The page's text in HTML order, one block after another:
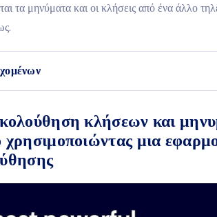
τα μηνύματα και οι κλήσεις από ένα άλλο
κλήσεων και
μια